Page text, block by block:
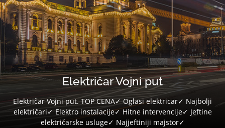
Električar Vojni put
Električar Vojni put. TOP CENA✓ Oglasi elektricar✓ Najbolji
električari✓ Elektro instalacije✓ Hitne intervencije✓ Jeftine
električarske usluge✓ Najjeftiniji majstor✓